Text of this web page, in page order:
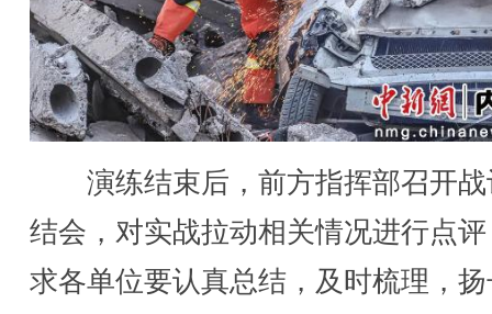
演练结束后，前方指挥部召开战
结会，对实战拉动相关情况进行点
求各单位要认真总结，及时梳理，